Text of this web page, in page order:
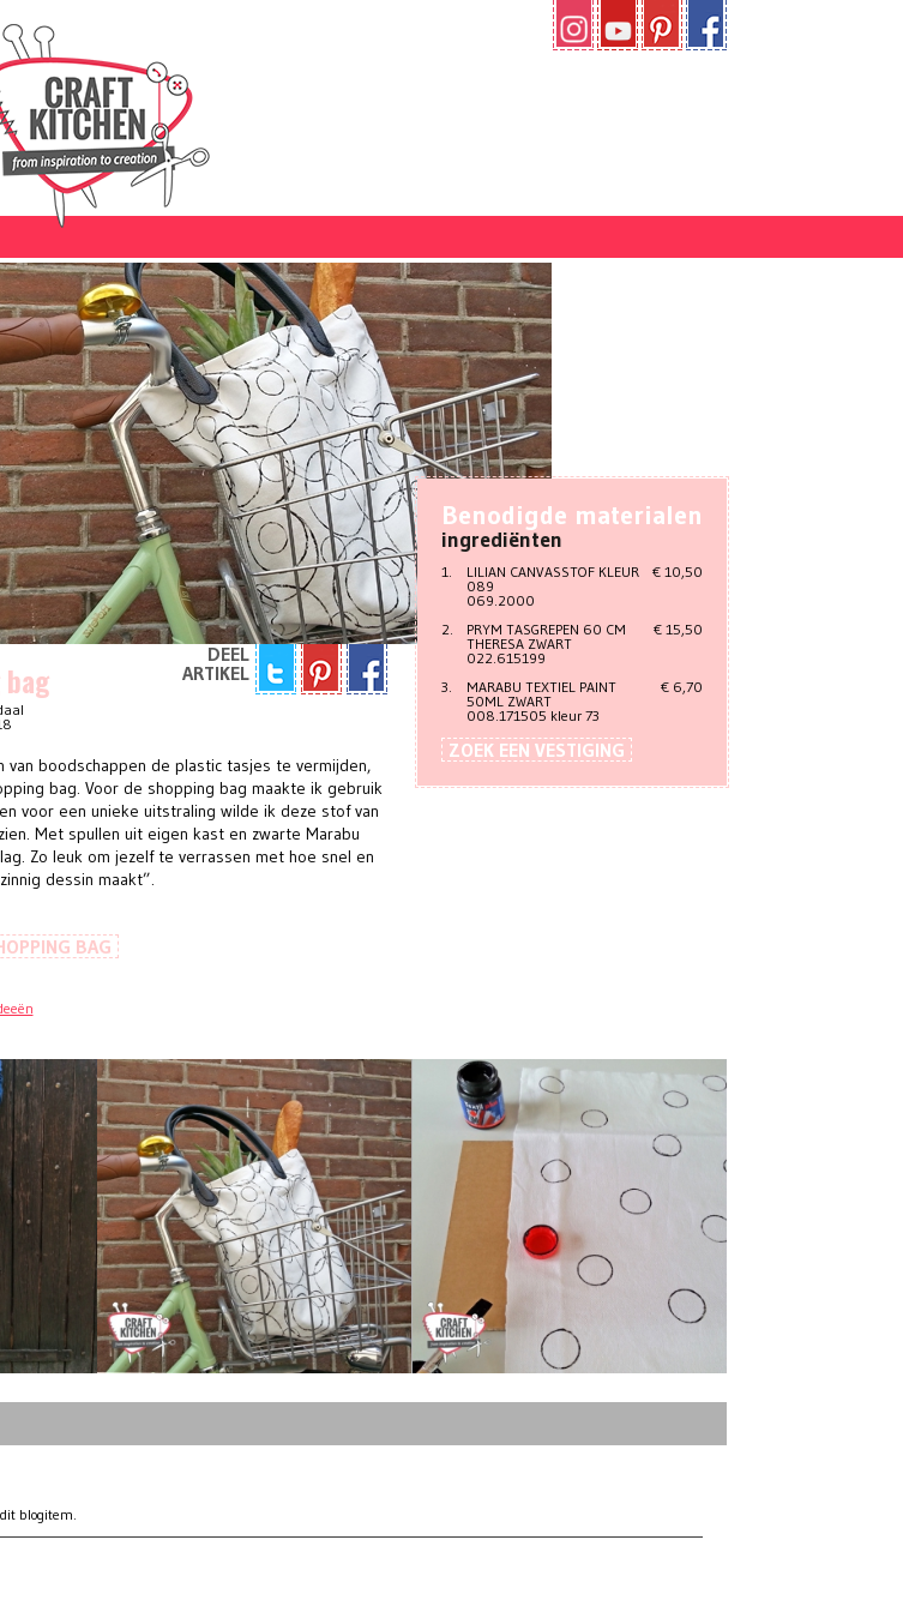
DEEL
ARTIKEL
boodschappen de plastic tasjes te vermijden,
bag. Voor de shopping bag maakte ik gebruik
voor een unieke uitstraling wilde ik deze stof van
Met spullen uit eigen kast en zwarte Marabu
Zo leuk om jezelf te verrassen met hoe snel en
dessin maakt”.
BAG
Benodigde materialen
ingrediënten
1.
LILIAN CANVASSTOF KLEUR
089
069.2000
€ 10,50
2.
PRYM TASGREPEN 60 CM
THERESA ZWART
022.615199
€ 15,50
3.
MARABU TEXTIEL PAINT
50ML ZWART
008.171505 kleur 73
€ 6,70
ZOEK EEN VESTIGING
blogitem.